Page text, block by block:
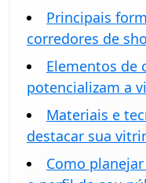
Principais
corredores de
Elementos de
potencializam a
Materiais e
destacar sua
Como